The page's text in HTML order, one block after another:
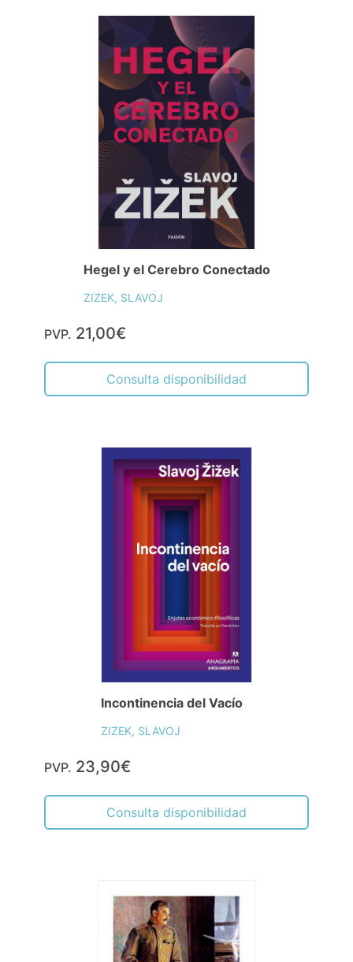
Hegel y el Cerebro Conectado
ZIZEK, SLAVOJ
PVP. 21,00€
Consulta disponibilidad
Incontinencia del Vacío
ZIZEK, SLAVOJ
PVP. 23,90€
Consulta disponibilidad